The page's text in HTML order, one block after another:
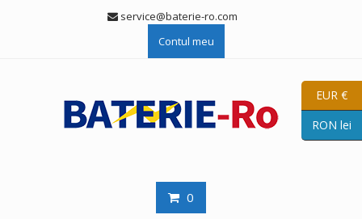
service@baterie-ro.com
Contul meu
0
EUR €
RON lei